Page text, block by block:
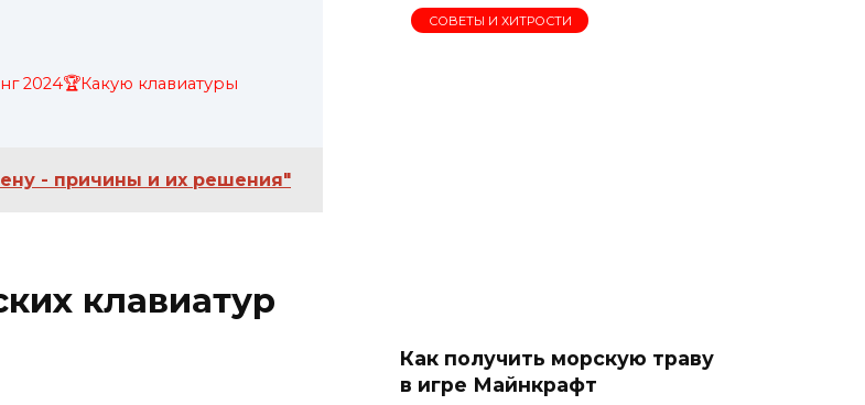
2024🏆Какую клавиатуры
- причины и их решения"
клавиатур
СОВЕТЫ И ХИТРОСТИ
Как получить морскую траву
в игре Майнкрафт